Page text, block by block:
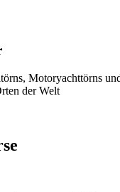
Motoryachttörns
der Welt